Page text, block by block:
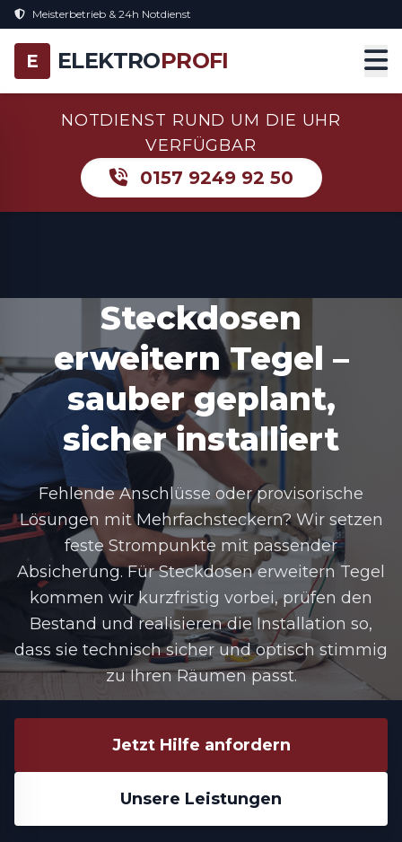
Meisterbetrieb & 24h Notdienst
E ELEKTROPROFI
NOTDIENST RUND UM DIE UHR
VERFÜGBAR
0157 9249 92 50
Steckdosen
erweitern Tegel –
sauber geplant,
sicher installiert
Fehlende Anschlüsse oder provisorische
Lösungen mit Mehrfachsteckern? Wir setzen
feste Strompunkte mit passender
Absicherung. Für Steckdosen erweitern Tegel
kommen wir kurzfristig vorbei, prüfen den
Bestand und realisieren die Installation so,
dass sie technisch sicher und optisch stimmig
zu Ihren Räumen passt.
Jetzt Hilfe anfordern
Unsere Leistungen